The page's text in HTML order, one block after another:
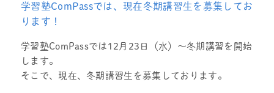
学習塾ComPassでは、現在冬期講習生を募集してお
ります！
学習塾ComPassでは12月23日（水）～冬期講習を開始
します。
そこで、現在、冬期講習生を募集しております。